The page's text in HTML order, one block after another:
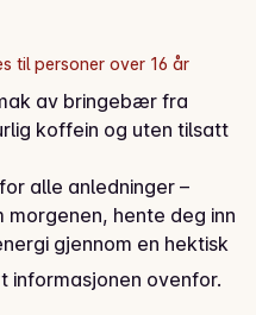
til personer over 16 år
av bringebær fra
koffein og uten tilsatt
alle anledninger –
hente deg inn
gjennom en hektisk
informasjonen ovenfor.